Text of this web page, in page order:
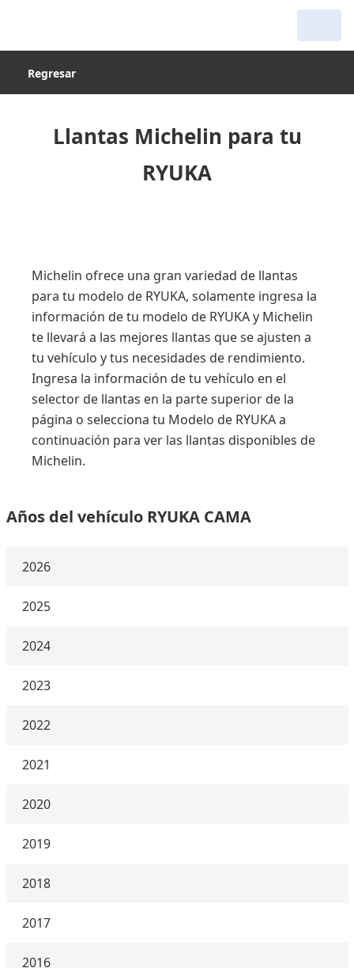
Regresar
Llantas Michelin para tu
RYUKA
Michelin ofrece una gran variedad de llantas
para tu modelo de RYUKA, solamente ingresa la
información de tu modelo de RYUKA y Michelin
te llevará a las mejores llantas que se ajusten a
tu vehículo y tus necesidades de rendimiento.
Ingresa la información de tu vehículo en el
selector de llantas en la parte superior de la
página o selecciona tu Modelo de RYUKA a
continuación para ver las llantas disponibles de
Michelin.
Años del vehículo RYUKA CAMA
2026
2025
2024
2023
2022
2021
2020
2019
2018
2017
2016